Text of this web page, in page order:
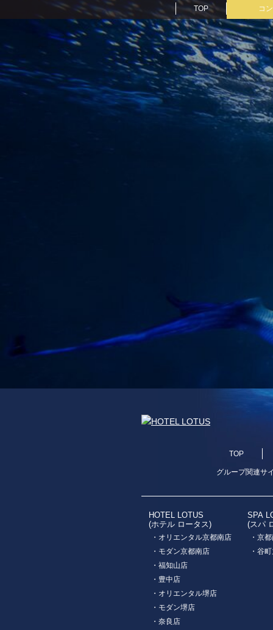
TOP コ
TOP
グループ関連サ
HOTEL LOTUS
(ホテル ロータス)
・オリエンタル京都南店
・モダン京都南店
・福知山店
・豊中店
・オリエンタル堺店
・モダン堺店
・奈良店
SPA
(スパ
・京
・谷